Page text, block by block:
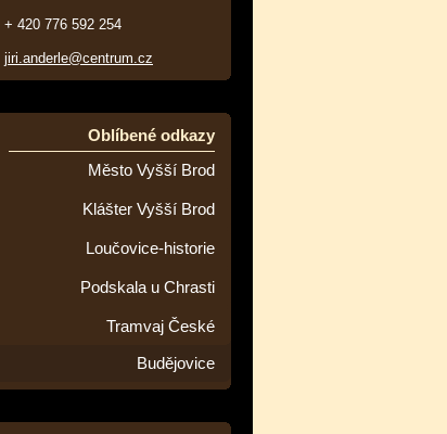
+ 420 776 592 254
jiri.anderle@centrum.cz
Oblíbené odkazy
Město Vyšší Brod
Klášter Vyšší Brod
Loučovice-historie
Podskala u Chrasti
Tramvaj České
Budějovice